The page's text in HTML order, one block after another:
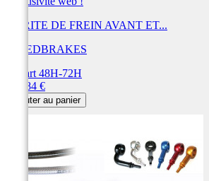
DURITE DE FREIN AVANT ET...
SPEEDBRAKES
Départ 48H-72H
456,84 €
Ajouter au panier